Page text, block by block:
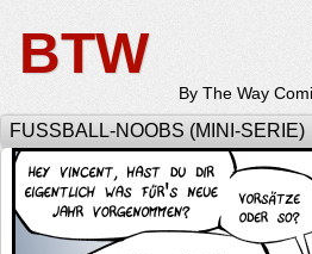
BTW
By The Way
FUSSBALL-NOOBS (MINI-SERIE)